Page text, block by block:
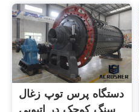
دستگاه پرس توپ زغال